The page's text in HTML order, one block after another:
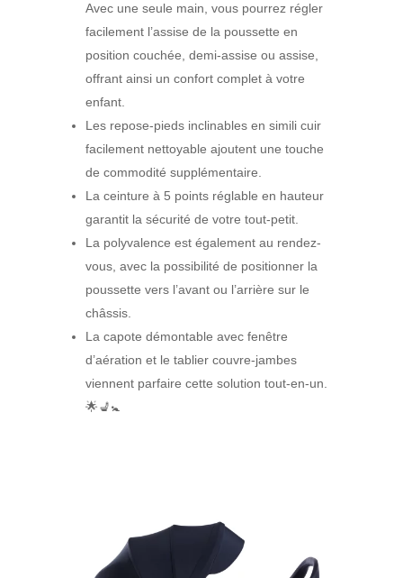
Avec une seule main, vous pourrez régler
facilement l’assise de la poussette en
position couchée, demi-assise ou assise,
offrant ainsi un confort complet à votre
enfant.
Les repose-pieds inclinables en simili cuir
facilement nettoyable ajoutent une touche
de commodité supplémentaire.
La ceinture à 5 points réglable en hauteur
garantit la sécurité de votre tout-petit.
La polyvalence est également au rendez-
vous, avec la possibilité de positionner la
poussette vers l’avant ou l’arrière sur le
châssis.
La capote démontable avec fenêtre
d’aération et le tablier couvre-jambes
viennent parfaire cette solution tout-en-un.
🌟💺🚼